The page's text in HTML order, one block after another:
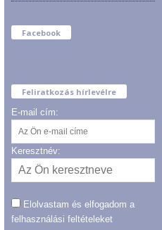
Facebook
Feliratkozás hírlevélre
E-mail cím:
Keresztnév:
Elolvastam és elfogadom a
felhasználási feltételeket